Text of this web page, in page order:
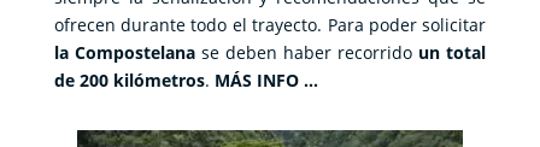
ofrecen durante todo el trayecto. Para poder solicitar
la Compostelanase deben haber recorrido un total
de 200 kilómetros. MÁS INFO …